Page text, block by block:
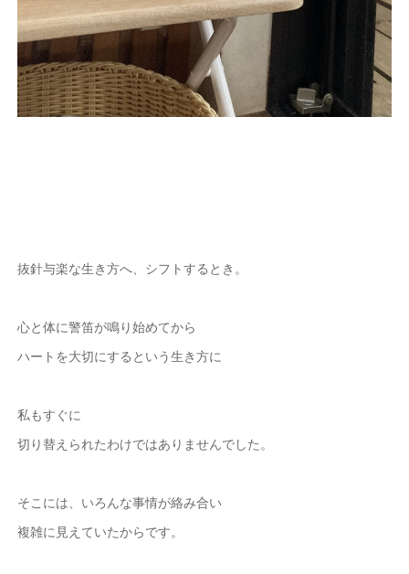
抜針与楽な生き方へ、シフトするとき。
心と体に警笛が鳴り始めてから
ハートを大切にするという生き方に
私もすぐに
切り替えられたわけではありませんでした。
そこには、いろんな事情が絡み合い
複雑に見えていたからです。